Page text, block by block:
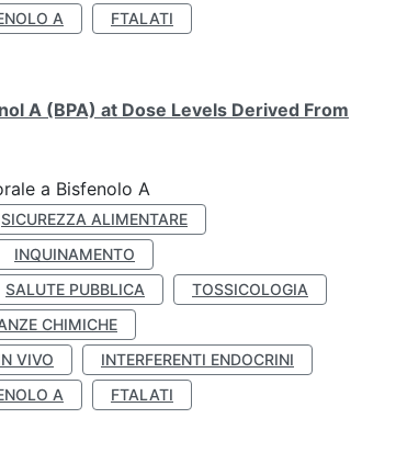
A
FTALATI
A (BPA) at Dose Levels Derived From
a Bisfenolo A
SICUREZZA ALIMENTARE
INQUINAMENTO
SALUTE PUBBLICA
TOSSICOLOGIA
CHIMICHE
VIVO
INTERFERENTI ENDOCRINI
A
FTALATI